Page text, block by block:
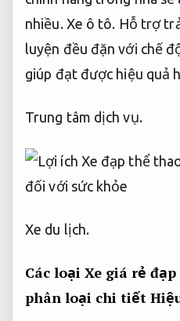
nhiều. Xe ô tô. Hỗ trợ
luyện đều đặn với chế
giúp đạt được hiệu quả
Trung tâm dịch vụ.
Xe du lịch.
Các loại Xe giá rẻ
phân loại chi tiết